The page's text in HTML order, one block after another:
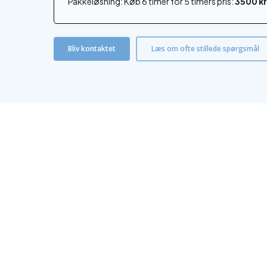
Bliv kontaktet Læs om ofte stillede spørgsmål